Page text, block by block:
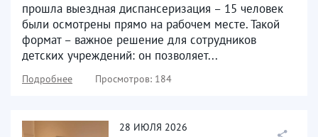
прошла выездная диспансеризация – 15 человек
были осмотрены прямо на рабочем месте. Такой
формат – важное решение для сотрудников
детских учреждений: он позволяет...
Подробнее Просмотров: 184
28 ИЮЛЯ 2026